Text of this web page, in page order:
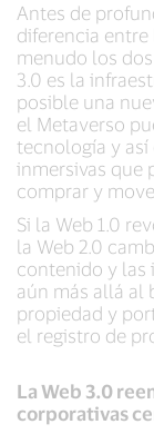
Antes de
diferencia entre
menudo los
3.0 es la
posible una
el Metaverso
tecnología y así
inmersivas que
comprar y
Si la Web 1.0
la Web 2.0
contenido y las
aún más allá al
propiedad y
el registro de
La Web 3.0
corporativas